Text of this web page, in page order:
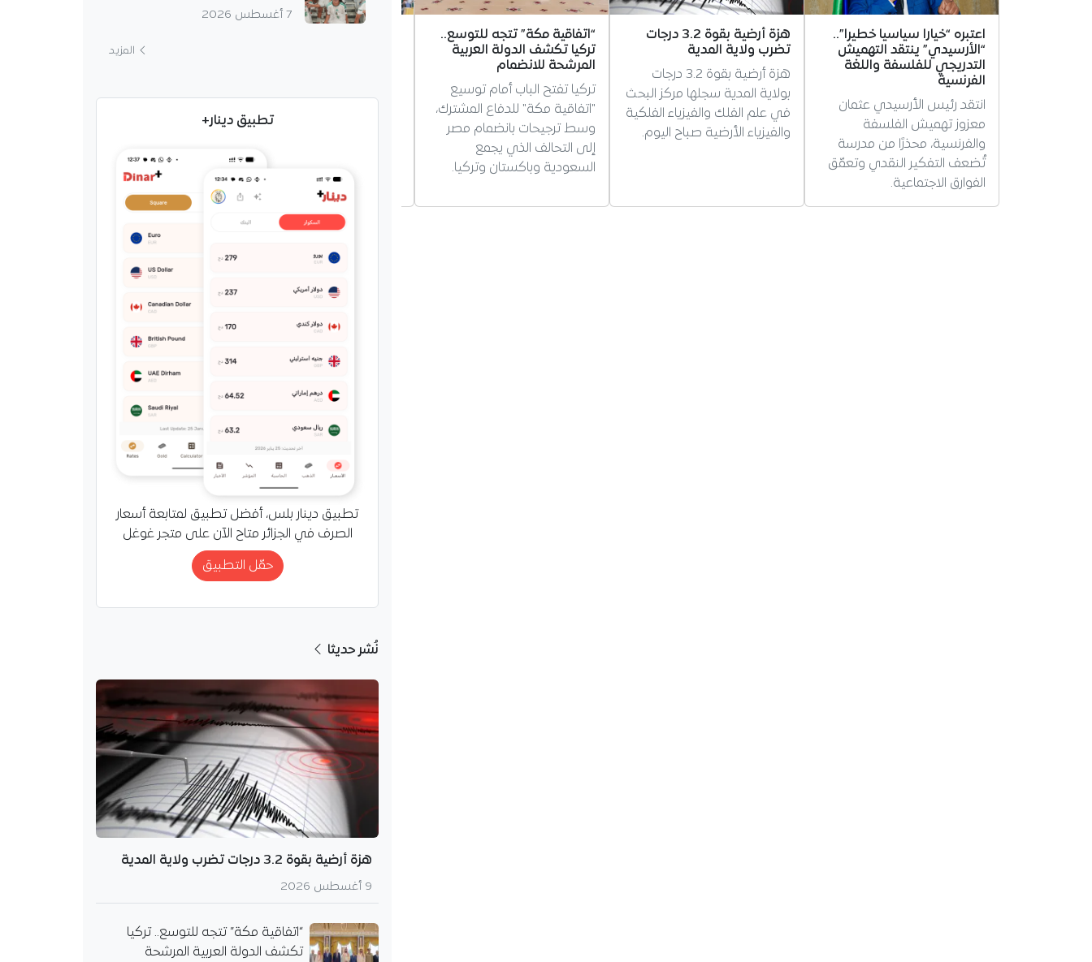
اعتبره “خيارا سياسيا خطيرا”..
“الأرسيدي” ينتقد التهميش
التدريجي للفلسفة واللغة
الفرنسية
انتقد رئيس الأرسيدي عثمان
معزوز تهميش الفلسفة
والفرنسية، محذرًا من مدرسة
تُضعف التفكير النقدي وتعمّق
الفوارق الاجتماعية.
هزة أرضية بقوة 3.2 درجات
تضرب ولاية المدية
هزة أرضية بقوة 3.2 درجات
بولاية المدية سجلها مركز البحث
في علم الفلك والفيزياء الفلكية
والفيزياء الأرضية صباح اليوم.
“اتفاقية مكة” تتجه للتوسع..
تركيا تكشف الدولة العربية
المرشحة للانضمام
تركيا تفتح الباب أمام توسيع
"اتفاقية مكة" للدفاع المشترك،
وسط ترجيحات بانضمام مصر
إلى التحالف الذي يجمع
السعودية وباكستان وتركيا.
بطلاً للعالم لأقل من 20 سنة
في القفز العالي ببطولة يوجين،
7 أغسطس 2026
المزيد
تطبيق دينار+
تطبيق دينار بلس، أفضل تطبيق لمتابعة أسعار
الصرف في الجزائر متاح الآن على متجر غوغل
حمّل التطبيق
نُشر حديثا
هزة أرضية بقوة 3.2 درجات تضرب ولاية المدية
9 أغسطس 2026
“اتفاقية مكة” تتجه للتوسع.. تركيا
تكشف الدولة العربية المرشحة